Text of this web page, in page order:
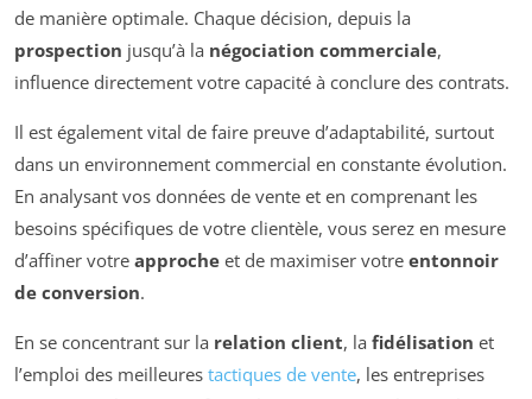
de manière optimale. Chaque décision, depuis la
prospection jusqu’à la négociation commerciale,
influence directement votre capacité à conclure des contrats.
Il est également vital de faire preuve d’adaptabilité, surtout
dans un environnement commercial en constante évolution.
En analysant vos données de vente et en comprenant les
besoins spécifiques de votre clientèle, vous serez en mesure
d’affiner votre approche et de maximiser votre entonnoir
de conversion.
En se concentrant sur la relation client, la fidélisation et
l’emploi des meilleures tactiques de vente, les entreprises